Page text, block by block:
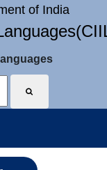
of India